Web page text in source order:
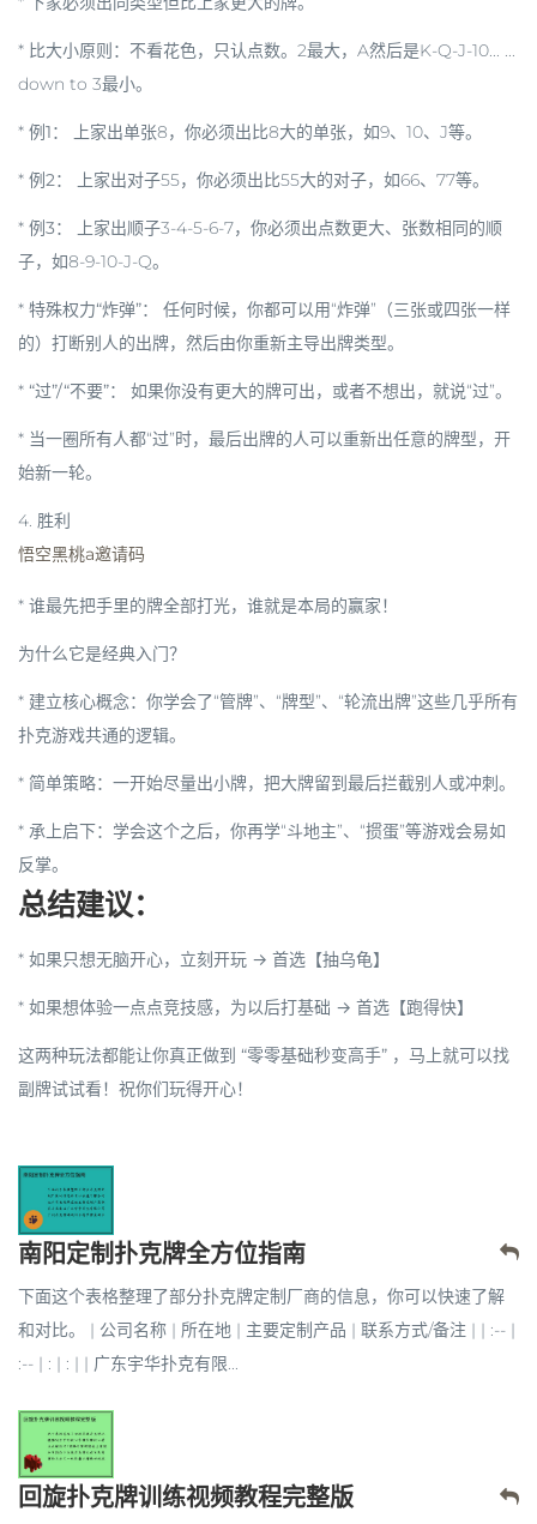
* 比大小原则：不看花色，只认点数。2最大，A然后是K-Q-J-10... ...
down to 3最小。
* 例1： 上家出单张8，你必须出比8大的单张，如9、10、J等。
* 例2： 上家出对子55，你必须出比55大的对子，如66、77等。
* 例3：
上家出顺子3-4-5-6-7，你必须出点数更大、张数相同的顺
子，如8-9-10-J-Q。
* 特殊权力“炸弹”：
任何时候，你都可以用“炸弹”（三张或四张一样
的）打断别人的出牌，然后由你重新主导出牌类型。
* “过”/“不要”： 如果你没有更大的牌可出，或者不想出，就说“过”。
* 当一圈所有人都“过”时，最后出牌的人可以重新出任意的牌型，开
始新一轮。
4. 胜利
悟空黑桃a邀请码
* 谁最先把手里的牌全部打光，谁就是本局的赢家！
为什么它是经典入门？
* 建立核心概念：你学会了“管牌”、“牌型”、“轮流出牌”这些几乎所有
扑克游戏共通的逻辑。
* 简单策略：一开始尽量出小牌，把大牌留到最后拦截别人或冲刺。
* 承上启下：学会这个之后，你再学“斗地主”、“掼蛋”等游戏会易如
反掌。
总结建议：
* 如果只想无脑开心，立刻开玩 → 首选【抽乌龟】
* 如果想体验一点点竞技感，为以后打基础 → 首选【跑得快】
这两种玩法都能让你真正做到 “零零基础秒变高手” ，马上就可以找
副牌试试看！祝你们玩得开心！
南阳定制扑克牌全方位指南
下面这个表格整理了部分扑克牌定制厂商的信息，你可以快速了解
和对比。 | 公司名称 | 所在地 | 主要定制产品 | 联系方式/备注 | | :-- |
:-- | : | : | | 广东宇华扑克有限...
回旋扑克牌训练视频教程完整版